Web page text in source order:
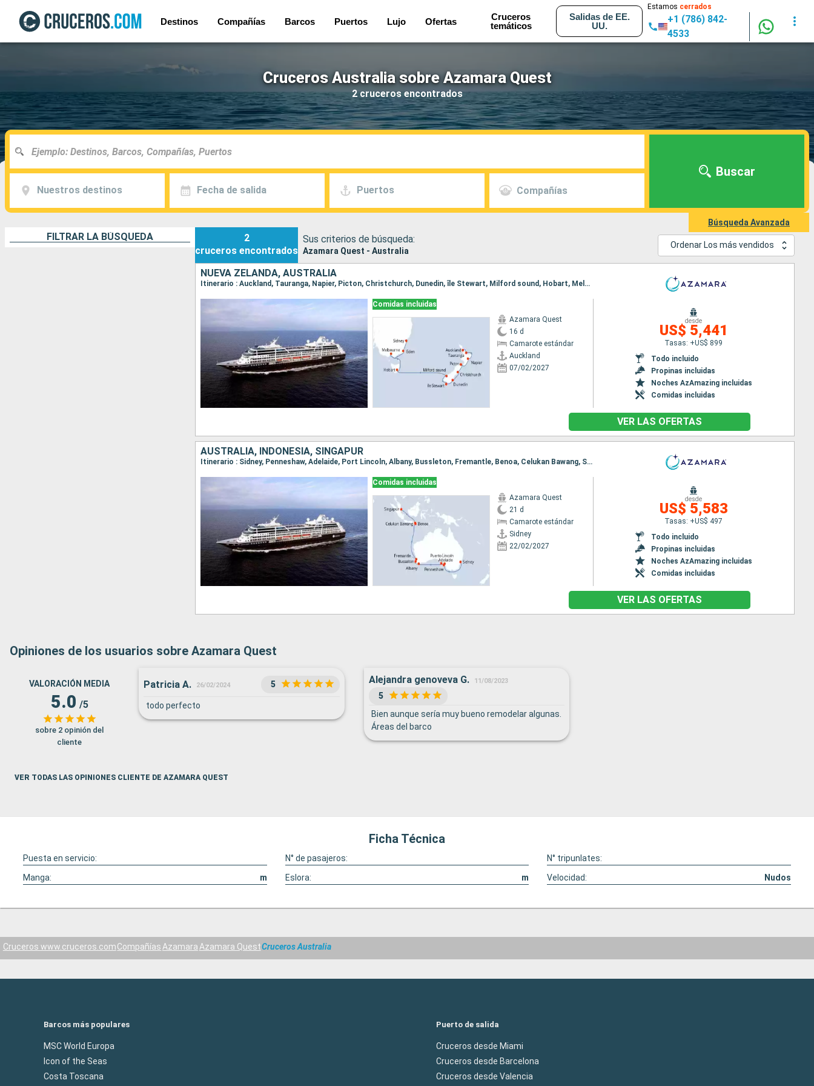
Destinos Compañías Barcos Puertos Lujo Ofertas
Cruceros
temáticos
Salidas de EE.
UU.
Estamos cerrados
+1 (786) 842-
4533
Cruceros Australia sobre Azamara Quest
2 cruceros encontrados
Nuestros destinos Fecha de salida Puertos Compañías
Buscar
Búsqueda Avanzada
FILTRAR LA BÚSQUEDA
2
cruceros encontrados
Sus criterios de búsqueda:
Azamara Quest - Australia
Ordenar Los más vendidos
NUEVA ZELANDA, AUSTRALIA
Itinerario : Auckland, Tauranga, Napier, Picton, Christchurch, Dunedin, île Stewart, Milford sound, Hobart, Melbourne, Eden, Sidney
Comidas incluidas
Azamara Quest
16 d
Camarote estándar
Auckland
07/02/2027
desde
US$ 5,441
Tasas: +US$ 899
Todo incluido
Propinas incluidas
Noches AzAmazing incluidas
Comidas incluidas
VER LAS OFERTAS
AUSTRALIA, INDONESIA, SINGAPUR
Itinerario : Sidney, Penneshaw, Adelaide, Port Lincoln, Albany, Bussleton, Fremantle, Benoa, Celukan Bawang, Singapur
Comidas incluidas
Azamara Quest
21 d
Camarote estándar
Sidney
22/02/2027
desde
US$ 5,583
Tasas: +US$ 497
Todo incluido
Propinas incluidas
Noches AzAmazing incluidas
Comidas incluidas
VER LAS OFERTAS
Opiniones de los usuarios sobre Azamara Quest
VALORACIÓN MEDIA
5.0 /5
sobre 2 opinión del
cliente
Patricia A. 26/02/2024 5
todo perfecto
Alejandra genoveva G. 11/08/2023
5
Bien aunque sería muy bueno remodelar algunas.
Áreas del barco
VER TODAS LAS OPINIONES CLIENTE DE AZAMARA QUEST
Ficha Técnica
Puesta en servicio: N° de pasajeros:
N° tripunlates:
Manga:
m Eslora: m Velocidad: Nudos
Cruceros www.cruceros.comCompañíasAzamaraAzamara QuestCruceros Australia
Barcos más populares
MSC World Europa
Icon of the Seas
Costa Toscana
Puerto de salida
Cruceros desde Miami
Cruceros desde Barcelona
Cruceros desde Valencia